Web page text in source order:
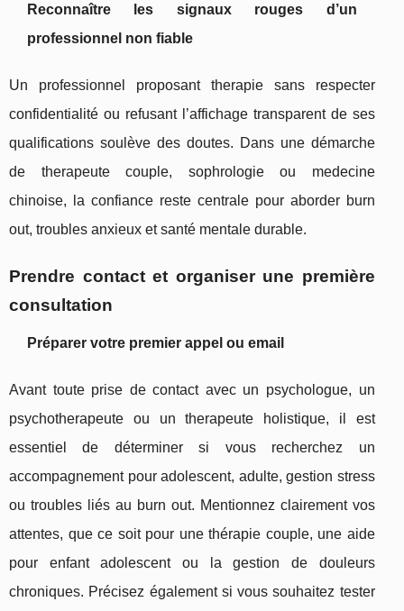
Reconnaître les signaux rouges d’un
professionnel non fiable
Un professionnel proposant therapie sans respecter
confidentialité ou refusant l’affichage transparent de ses
qualifications soulève des doutes. Dans une démarche
de therapeute couple, sophrologie ou medecine
chinoise, la confiance reste centrale pour aborder burn
out, troubles anxieux et santé mentale durable.
Prendre contact et organiser une première
consultation
Préparer votre premier appel ou email
Avant toute prise de contact avec un psychologue, un
psychotherapeute ou un therapeute holistique, il est
essentiel de déterminer si vous recherchez un
accompagnement pour adolescent, adulte, gestion stress
ou troubles liés au burn out. Mentionnez clairement vos
attentes, que ce soit pour une thérapie couple, une aide
pour enfant adolescent ou la gestion de douleurs
chroniques. Précisez également si vous souhaitez tester